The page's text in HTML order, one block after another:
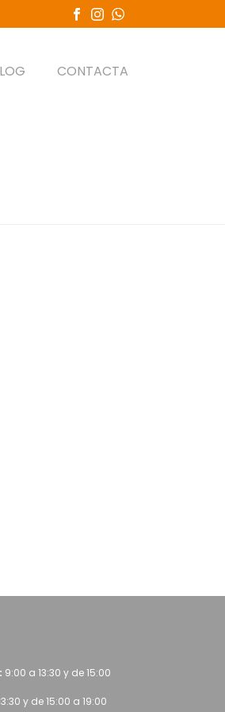
CONTACTA
9:00 a 13:30 y de 15:00
y de 15:00 a 19:00